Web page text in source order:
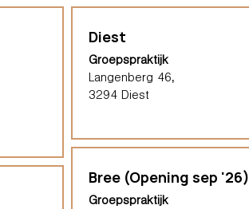
Diest
Groepspraktijk
Langenberg 46,
3294 Diest
Bree (Opening sep '26)
Groepspraktijk